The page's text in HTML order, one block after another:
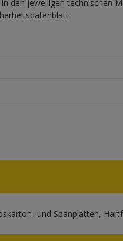
den jeweiligen technischen
und Spanplatten,